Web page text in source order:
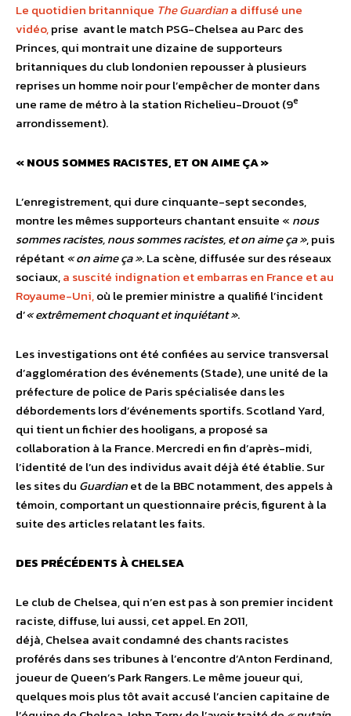
Le quotidien britannique The Guardiana diffusé une
vidéo,prise avant le match PSG-Chelsea au Parc des
Princes, qui montrait une dizaine de supporteurs
britanniques du club londonien repousser à plusieurs
reprises un homme noir pour l’empêcher de monter dans
une rame de métro à la station Richelieu-Drouot (9e
arrondissement).
« NOUS SOMMES RACISTES, ET ON AIME ÇA »
L’enregistrement, qui dure cinquante-sept secondes,
montre les mêmes supporteurs chantant ensuite « nous
sommes racistes, nous sommes racistes, et on aime ça », puis
répétant« on aime ça ». La scène, diffusée sur des réseaux
sociaux,a suscité indignation et embarras en France et au
Royaume-Uni,où le premier ministre a qualifié l’incident
d’« extrêmement choquant et inquiétant ».
Les investigations ont été confiées au service transversal
d’agglomération des événements (Stade), une unité de la
préfecture de police de Paris spécialisée dans les
débordements lors d’événements sportifs. Scotland Yard,
qui tient un fichier des hooligans, a proposé sa
collaboration à la France. Mercredi en fin d’après-midi,
l’identité de l’un des individus avait déjà été établie. Sur
les sites du Guardianet de la BBC notamment, des appels à
témoin, comportant un questionnaire précis, figurent à la
suite des articles relatant les faits.
DES PRÉCÉDENTS À CHELSEA
Le club de Chelsea, qui n’en est pas à son premier incident
raciste, diffuse, lui aussi, cet appel. En 2011,
déjà, Chelsea avait condamné des chants racistes
proférés dans ses tribunes à l’encontre d’Anton Ferdinand,
joueur de Queen’s Park Rangers. Le même joueur qui,
quelques mois plus tôt avait accusé l’ancien capitaine de